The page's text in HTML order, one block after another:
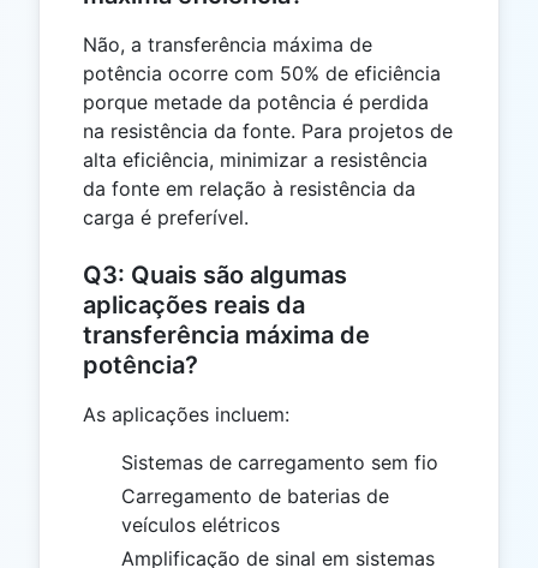
Não, a transferência máxima de
potência ocorre com 50% de eficiência
porque metade da potência é perdida
na resistência da fonte. Para projetos de
alta eficiência, minimizar a resistência
da fonte em relação à resistência da
carga é preferível.
Q3: Quais são algumas
aplicações reais da
transferência máxima de
potência?
As aplicações incluem:
Sistemas de carregamento sem fio
Carregamento de baterias de
veículos elétricos
Amplificação de sinal em sistemas